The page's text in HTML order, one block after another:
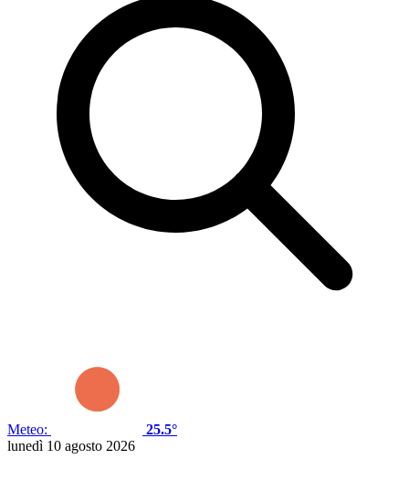
Meteo:
25.5°
lunedì 10 agosto 2026